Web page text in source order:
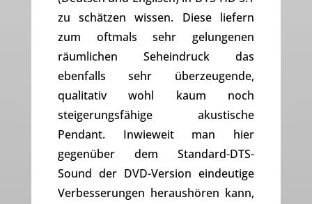
zu schätzen wissen. Diese liefern
zum oftmals sehr gelungenen
räumlichen Seheindruck das
ebenfalls sehr überzeugende,
qualitativ wohl kaum noch
steigerungsfähige akustische
Pendant. Inwieweit man hier
gegenüber dem Standard-DTS-
Sound der DVD-Version eindeutige
Verbesserungen heraushören kann,